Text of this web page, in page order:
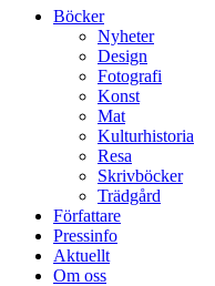
Böcker
Nyheter
Design
Fotografi
Konst
Mat
Kulturhistoria
Resa
Skrivböcker
Trädgård
Författare
Pressinfo
Aktuellt
Om oss